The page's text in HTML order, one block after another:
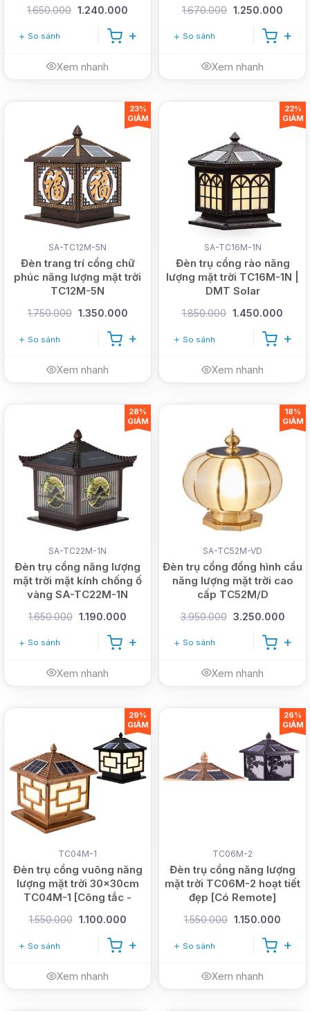
1.650.000 1.240.000
So sánh
Xem nhanh
1.670.000 1.250.000
So sánh
Xem nhanh
SA-TC12M-5N
Đèn trang trí cổng chữ
phúc năng lượng mặt trời
TC12M-5N
1.750.000 1.350.000
So sánh
Xem nhanh
23%
GIẢM
SA-TC16M-1N
Đèn trụ cổng rào năng
lượng mặt trời TC16M-1N |
DMT Solar
1.850.000 1.450.000
So sánh
Xem nhanh
22%
GIẢM
SA-TC22M-1N
Đèn trụ cổng năng lượng
mặt trời mặt kính chống ố
vàng SA-TC22M-1N
1.650.000 1.190.000
So sánh
Xem nhanh
28%
GIẢM
SA-TC52M-VD
Đèn trụ cổng đồng hình cầu
năng lượng mặt trời cao
cấp TC52M/D
3.950.000 3.250.000
So sánh
Xem nhanh
18%
GIẢM
TC04M-1
Đèn trụ cổng vuông năng
lượng mặt trời 30x30cm
TC04M-1 [Công tắc -
1.550.000 1.100.000
So sánh
Xem nhanh
29%
GIẢM
TC06M-2
Đèn trụ cổng năng lượng
mặt trời TC06M-2 hoạt tiết
đẹp [Có Remote]
1.550.000 1.150.000
So sánh
Xem nhanh
26%
GIẢM